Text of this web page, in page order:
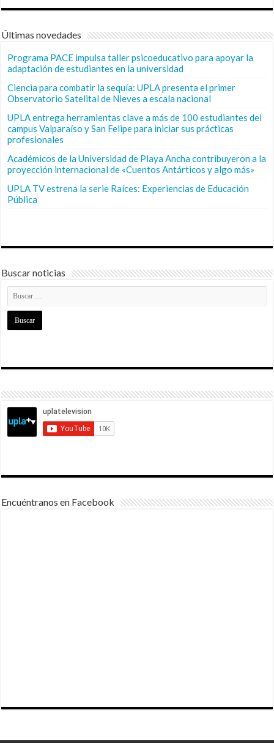
Últimas novedades
Programa PACE impulsa taller psicoeducativo para apoyar la
adaptación de estudiantes en la universidad
Ciencia para combatir la sequía: UPLA presenta el primer
Observatorio Satelital de Nieves a escala nacional
UPLA entrega herramientas clave a más de 100 estudiantes del
campus Valparaíso y San Felipe para iniciar sus prácticas
profesionales
Académicos de la Universidad de Playa Ancha contribuyeron a la
proyección internacional de «Cuentos Antárticos y algo más»
UPLA TV estrena la serie Raíces: Experiencias de Educación
Pública
Buscar noticias
Encuéntranos en Facebook